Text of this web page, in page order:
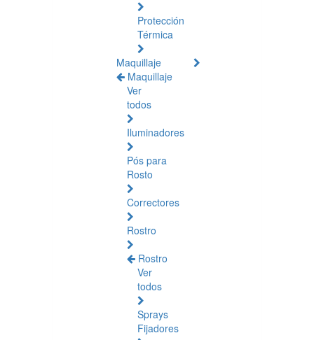
Protección
Térmica
Maquillaje
Maquillaje
Ver
todos
Iluminadores
Pós para
Rosto
Correctores
Rostro
Rostro
Ver
todos
Sprays
Fijadores